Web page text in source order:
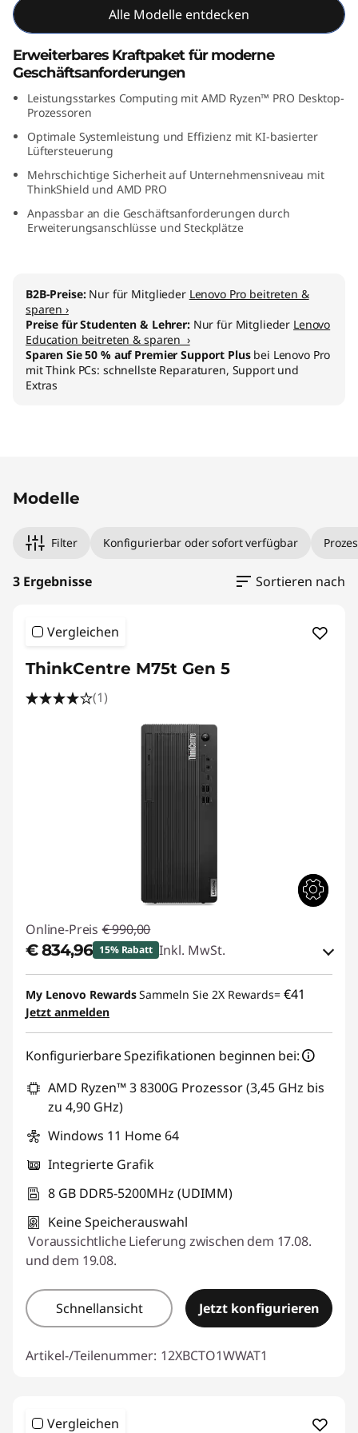
M
D
Alle Modelle entdecken
Erweiterbares Kraftpaket für moderne
Geschäftsanforderungen
Leistungsstarkes Computing mit AMD Ryzen™ PRO Desktop-
Prozessoren
Optimale Systemleistung und Effizienz mit KI-basierter
Lüftersteuerung
Mehrschichtige Sicherheit auf Unternehmensniveau mit
ThinkShield und AMD PRO
Anpassbar an die Geschäftsanforderungen durch
Erweiterungsanschlüsse und Steckplätze
B2B-Preise: Nur für Mitglieder Lenovo Pro beitreten &
sparen ›
Preise für Studenten & Lehrer: Nur für Mitglieder Lenovo
Education beitreten & sparen ›
Sparen Sie 50 % auf Premier Support Plusbei Lenovo Pro
mit Think PCs: schnellste Reparaturen, Support und
Extras
Modelle
Filter Konfigurierbar oder sofort verfügbar
3 Ergebnisse Sortieren nach
Vergleichen
ThinkCentre M75t Gen 5
(1)
Online-Preis € 990,00
€ 834,96 15% Rabatt Inkl. MwSt.
eCoupon-Rabatt :-€ 155,04
eCoupon :THINKDEAL
My Lenovo RewardsSammeln Sie 2X Rewards= €41
Jetzt anmelden
Konfigurierbare Spezifikationen beginnen bei:
AMD Ryzen™ 3 8300G Prozessor (3,45 GHz bis
zu 4,90 GHz)
Windows 11 Home 64
Integrierte Grafik
8 GB DDR5-5200MHz (UDIMM)
Keine Speicherauswahl
Voraussichtliche Lieferung zwischen dem 17.08.
und dem 19.08.
Schnellansicht Jetzt konfigurieren
Artikel-/Teilenummer: 12XBCTO1WWAT1
Vergleichen